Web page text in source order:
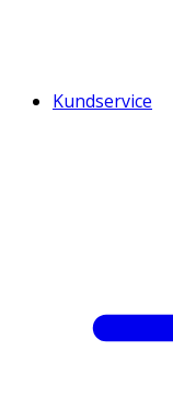
Kundservice